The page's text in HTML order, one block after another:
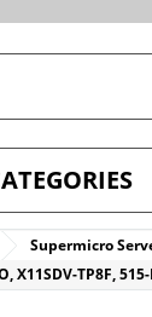
Supermicro
X11SDV-TP8F,